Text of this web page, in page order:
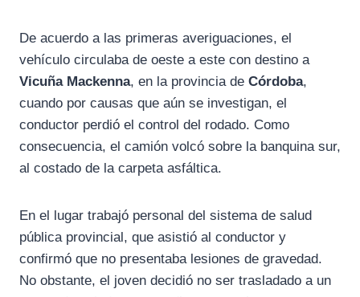
De acuerdo a las primeras averiguaciones, el
vehículo circulaba de oeste a este con destino a
Vicuña Mackenna, en la provincia de Córdoba,
cuando por causas que aún se investigan, el
conductor perdió el control del rodado. Como
consecuencia, el camión volcó sobre la banquina sur,
al costado de la carpeta asfáltica.
En el lugar trabajó personal del sistema de salud
pública provincial, que asistió al conductor y
confirmó que no presentaba lesiones de gravedad.
No obstante, el joven decidió no ser trasladado a un